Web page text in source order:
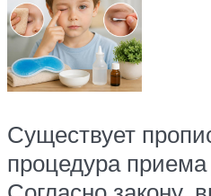
Существует
процедура